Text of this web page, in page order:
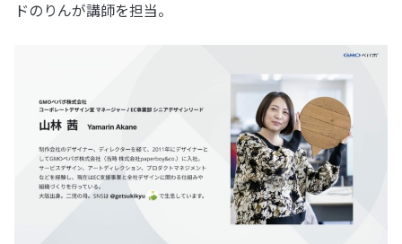
ドのりんが講師を担当。